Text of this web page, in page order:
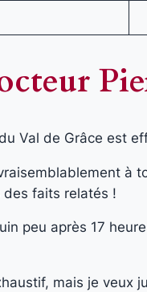
Val de Grâce est
à
faits relatés !
peu après 17
mais je veux